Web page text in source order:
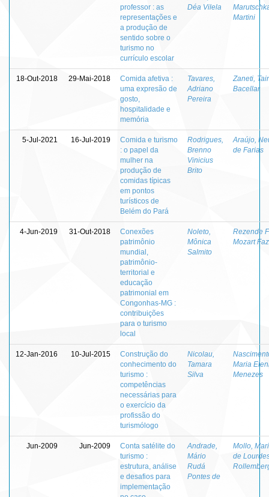
professor : as
representações e
a produção de
sentido sobre o
turismo no
currículo escolar
Déa Vilela
Martini
18-Out-2018 29-Mai-2018
Comida afetiva :
uma expresão de
gosto,
hospitalidade e
memória
Tavares,
Adriano
Pereira
Zaneti,
Bacellar
5-Jul-2021 16-Jul-2019
Comida e turismo
: o papel da
mulher na
produção de
comidas típicas
em pontos
turísticos de
Belém do Pará
Rodrigues,
Brenno
Vinicius
Brito
Araújo,
de Farias
4-Jun-2019 31-Out-2018
Conexões
patrimônio
mundial,
patrimônio-
territorial e
educação
patrimonial em
Congonhas-MG :
contribuições
para o turismo
local
Noleto,
Mônica
Salmito
Rezende
Mozart
12-Jan-2016 10-Jul-2015
Construção do
conhecimento do
turismo :
competências
necessárias para
o exercício da
profissão do
turismólogo
Nicolau,
Tamara
Silva
Maria
Menezes
Jun-2009 Jun-2009
Conta satélite do
turismo :
estrutura, análise
e desafios para
implementação
Andrade,
Mário
Rudá
Pontes de
Mollo,
de